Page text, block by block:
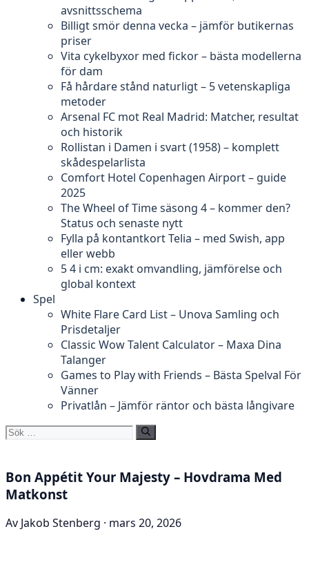
avsnittsschema
Billigt smör denna vecka – jämför butikernas
priser
Vita cykelbyxor med fickor – bästa modellerna
för dam
Få hårdare stånd naturligt – 5 vetenskapliga
metoder
Arsenal FC mot Real Madrid: Matcher, resultat
och historik
Rollistan i Damen i svart (1958) – komplett
skådespelarlista
Comfort Hotel Copenhagen Airport – guide
2025
The Wheel of Time säsong 4 – kommer den?
Status och senaste nytt
Fylla på kontantkort Telia – med Swish, app
eller webb
5 4 i cm: exakt omvandling, jämförelse och
global kontext
Spel
White Flare Card List – Unova Samling och
Prisdetaljer
Classic Wow Talent Calculator – Maxa Dina
Talanger
Games to Play with Friends – Bästa Spelval För
Vänner
Privatlån – Jämför räntor och bästa långivare
Sök
Bon Appétit Your Majesty – Hovdrama Med
Matkonst
Av Jakob Stenberg · mars 20, 2026